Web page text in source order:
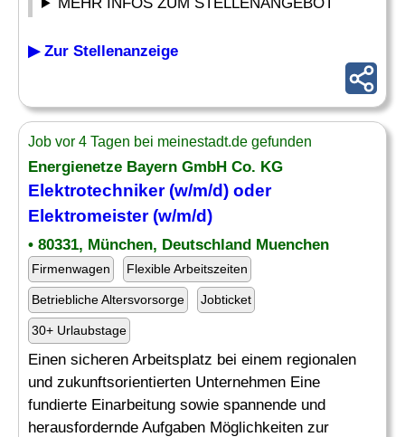
▶ Zur Stellenanzeige
Job vor 4 Tagen bei meinestadt.de gefunden
Energienetze Bayern GmbH Co. KG
Elektrotechniker(w/m/d) oder
Elektromeister (w/m/d)
• 80331, München, Deutschland Muenchen
Firmenwagen Flexible Arbeitszeiten
Betriebliche Altersvorsorge Jobticket
30+ Urlaubstage
Einen sicheren Arbeitsplatz bei einem regionalen
und zukunftsorientierten Unternehmen Eine
fundierte Einarbeitung sowie spannende und
herausfordernde Aufgaben Möglichkeiten zur